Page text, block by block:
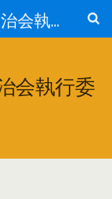
大阪産業大学学生自治会執行委員会
会執行委